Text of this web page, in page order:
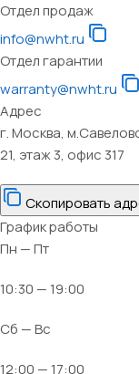
Отдел продаж
info@nwht.ru
Отдел гарантии
warranty@nwht.ru
Адрес
г. Москва,
21, этаж 3, офис 317
Скопировать
График работы
Пн — Пт
10:30 — 19:00
Сб — Вс
12:00 — 17:00